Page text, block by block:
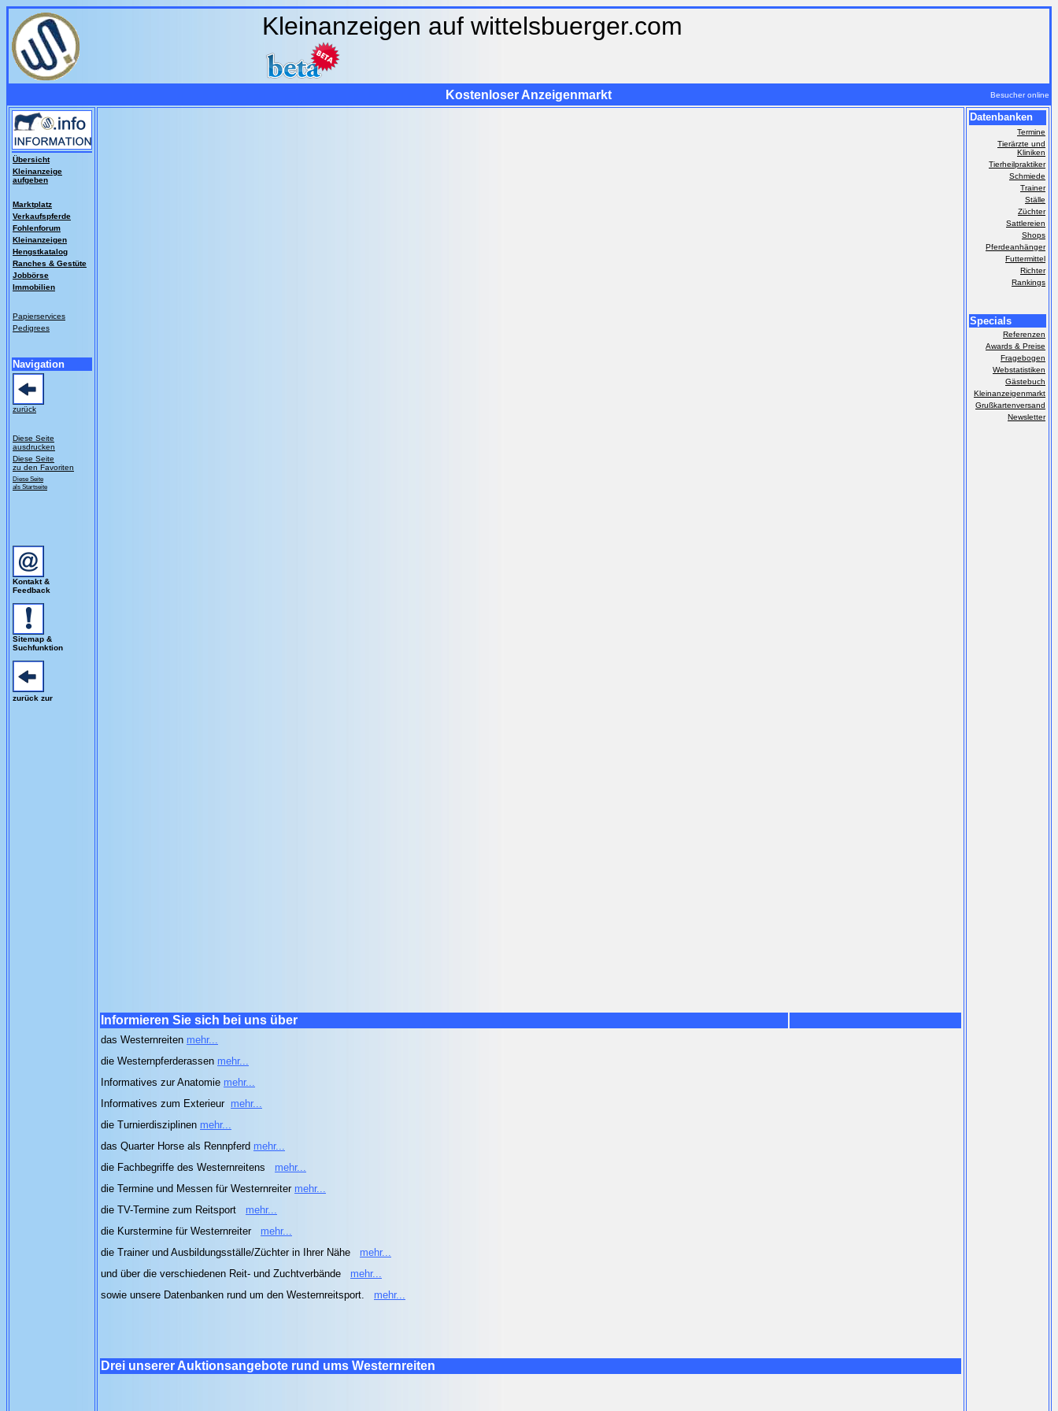
Kleinanzeigen auf wittelsbuerger.com
Kostenloser Anzeigenmarkt Besucher online
Übersicht
Kleinanzeige
aufgeben
Marktplatz
Verkaufspferde
Fohlenforum
Kleinanzeigen
Hengstkatalog
Ranches & Gestüte
Jobbörse
Immobilien
Papierservices
Pedigrees
Navigation
zurück
Diese Seite
ausdrucken
Diese Seite
zu den Favoriten
Diese Seite
als Startseite
Kontakt &
Feedback
Sitemap &
Suchfunktion
zurück zur
Informieren Sie sich bei uns über
das Westernreiten mehr...
die Westernpferderassen mehr...
Informatives zur Anatomie mehr...
Informatives zum Exterieur mehr...
die Turnierdisziplinen mehr...
das Quarter Horse als Rennpferd mehr...
die Fachbegriffe des Westernreitens
mehr...
die Termine und Messen für Westernreiter mehr...
die TV-Termine zum Reitsport
mehr...
die Kurstermine für Westernreiter
mehr...
die Trainer und Ausbildungsställe/Züchter in Ihrer Nähe
mehr...
und über die verschiedenen Reit- und Zuchtverbände
mehr...
sowie unsere Datenbanken rund um den Westernreitsport.
mehr...
Drei unserer Auktionsangebote rund ums Westernreiten
Datenbanken
Termine
Tierärzte und
Kliniken
Tierheilpraktiker
Schmiede
Trainer
Ställe
Züchter
Sattlereien
Shops
Pferdeanhänger
Futtermittel
Richter
Rankings
Specials
Referenzen
Awards & Preise
Fragebogen
Webstatistiken
Gästebuch
Kleinanzeigenmarkt
Grußkartenversand
Newsletter